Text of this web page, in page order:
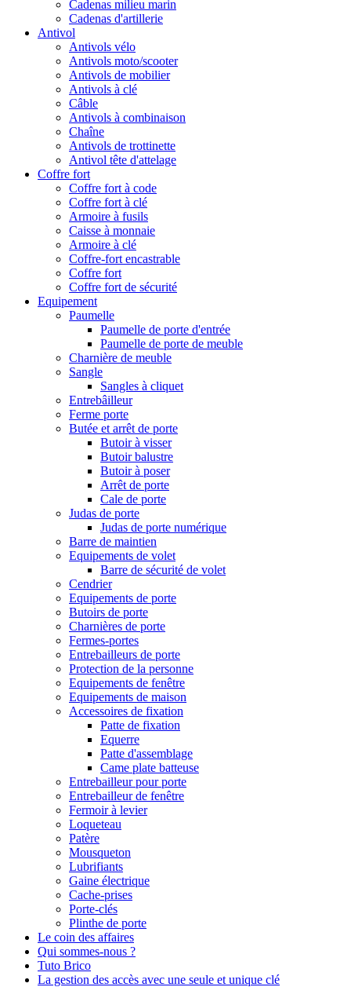
Cadenas milieu marin
Cadenas d'artillerie
Antivol
Antivols vélo
Antivols moto/scooter
Antivols de mobilier
Antivols à clé
Câble
Antivols à combinaison
Chaîne
Antivols de trottinette
Antivol tête d'attelage
Coffre fort
Coffre fort à code
Coffre fort à clé
Armoire à fusils
Caisse à monnaie
Armoire à clé
Coffre-fort encastrable
Coffre fort
Coffre fort de sécurité
Equipement
Paumelle
Paumelle de porte d'entrée
Paumelle de porte de meuble
Charnière de meuble
Sangle
Sangles à cliquet
Entrebâilleur
Ferme porte
Butée et arrêt de porte
Butoir à visser
Butoir balustre
Butoir à poser
Arrêt de porte
Cale de porte
Judas de porte
Judas de porte numérique
Barre de maintien
Equipements de volet
Barre de sécurité de volet
Cendrier
Equipements de porte
Butoirs de porte
Charnières de porte
Fermes-portes
Entrebailleurs de porte
Protection de la personne
Equipements de fenêtre
Equipements de maison
Accessoires de fixation
Patte de fixation
Equerre
Patte d'assemblage
Came plate batteuse
Entrebailleur pour porte
Entrebailleur de fenêtre
Fermoir à levier
Loqueteau
Patère
Mousqueton
Lubrifiants
Gaine électrique
Cache-prises
Porte-clés
Plinthe de porte
Le coin des affaires
Qui sommes-nous ?
Tuto Brico
La gestion des accès avec une seule et unique clé